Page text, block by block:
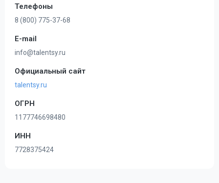
Телефоны
8 (800) 775-37-68
E-mail
info@talentsy.ru
Официальный сайт
talentsy.ru
ОГРН
1177746698480
ИНН
7728375424